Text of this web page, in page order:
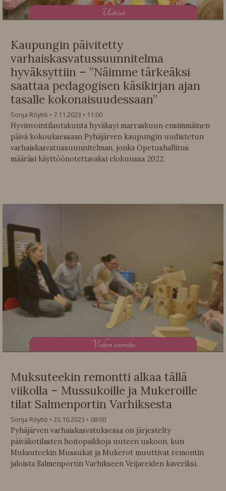
Uutiset
Kaupungin päivitetty
varhaiskasvatussuunnitelma
hyväksyttiin – ”Näimme tärkeäksi
saattaa pedagogisen käsikirjan ajan
tasalle kokonaisuudessaan”
Sonja Röytiö 7.11.2023
11:00
Hyvinvointilautakunta hyväksyi marraskuun ensimmäinen
päivä kokouksessaan Pyhäjärven kaupungin uudistetun
varhaiskasvatussuunnitelman, jonka Opetushallitus
määräsi käyttöönotettavaksi elokuussa 2022.
Viikon varrelta
Muksuteekin remontti alkaa tällä
viikolla – Mussukoille ja Mukeroille
tilat Salmenportin Varhiksesta
Sonja Röytiö 23.10.2023
08:00
Pyhäjärven varhaiskasvatuksessa on järjestelty
päiväkotilasten hoitopaikkoja uuteen uskoon, kun
Muksuteekin Mussukat ja Mukerot muuttivat remontin
jaloista Salmenportin Varhikseen Veijareiden kaveriksi.